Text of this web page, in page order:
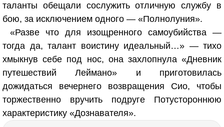
таланты обещали сослужить отличную службу в
бою, за исключением одного — «Полнолуния».
«Разве что для изощренного самоубийства —
тогда да, талант воистину идеальный…» — тихо
хмыкнув себе под нос, она захлопнула «Дневник
путешествий Леймано» и приготовилась
дожидаться вечернего возвращения Сио, чтобы
торжественно вручить подруге Потустороннюю
характеристику «Дознавателя».